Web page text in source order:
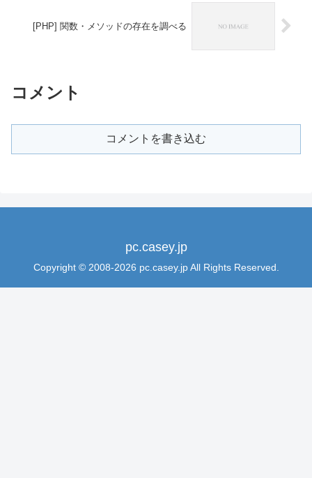
[PHP] 関数・メソッドの存在を調べる
コメント
コメントを書き込む
pc.casey.jp
Copyright © 2008-2026 pc.casey.jp All Rights Reserved.